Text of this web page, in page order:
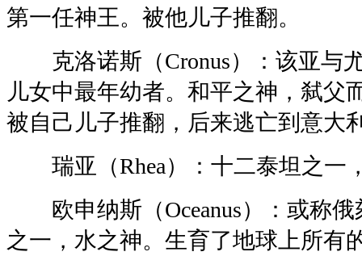
第一任神王。被他儿子推翻。
克洛诺斯（Cronus）：该亚与
儿女中最年幼者。和平之神，弑父
被自己儿子推翻，后来逃亡到意大
瑞亚（Rhea）：十二泰坦之一
欧申纳斯（Oceanus）：或称俄
之一，水之神。生育了地球上所有